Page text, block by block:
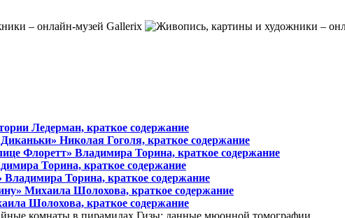
Ледерман, краткое содержание
Диканьки» Николая Гоголя, краткое содержание
Флоретт» Владимира Торина, краткое содержание
Торина, краткое содержание
Владимира Торина, краткое содержание
Михаила Шолохова, краткое содержание
Шолохова, краткое содержание